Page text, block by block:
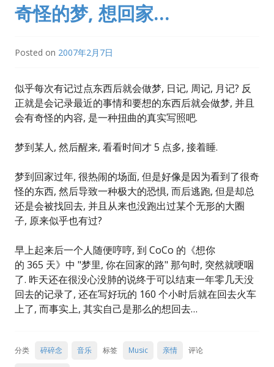
奇怪的梦, 想回家…
Posted on 2007年2月7日
似乎每次有记过点东西后就会做梦, 日记, 周记, 月记? 反
正就是会记录最近的事情和要想的东西后就会做梦, 并且
会有奇怪的内容, 是一种扭曲的真实写照吧.
梦到某人, 然后醒来, 看看时间才 5 点多, 接着睡.
梦到回家过年, 很热闹的场面, 但是好像是因为看到了很奇
怪的东西, 然后导致一种极大的恐惧, 而后逃跑, 但是却总
还是会被找回去, 并且从来也没跑出过某个无形的大圈
子, 原来似乎也有过?
早上起来后一个人随便哼哼, 到 CoCo 的《想你
的 365 天》中 "梦里, 你在回家的路" 那句时, 突然就哽咽
了. 昨天还在很没心没肺的说终于可以结束一年零几天没
回去的记录了, 还在写好玩的 160 个小时后就在回去火车
上了, 而事实上, 其实自己是那么的想回去…
分类 碎碎念 音乐 标签 Music 亲情 评论